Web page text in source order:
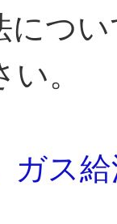
つ
。
ガス